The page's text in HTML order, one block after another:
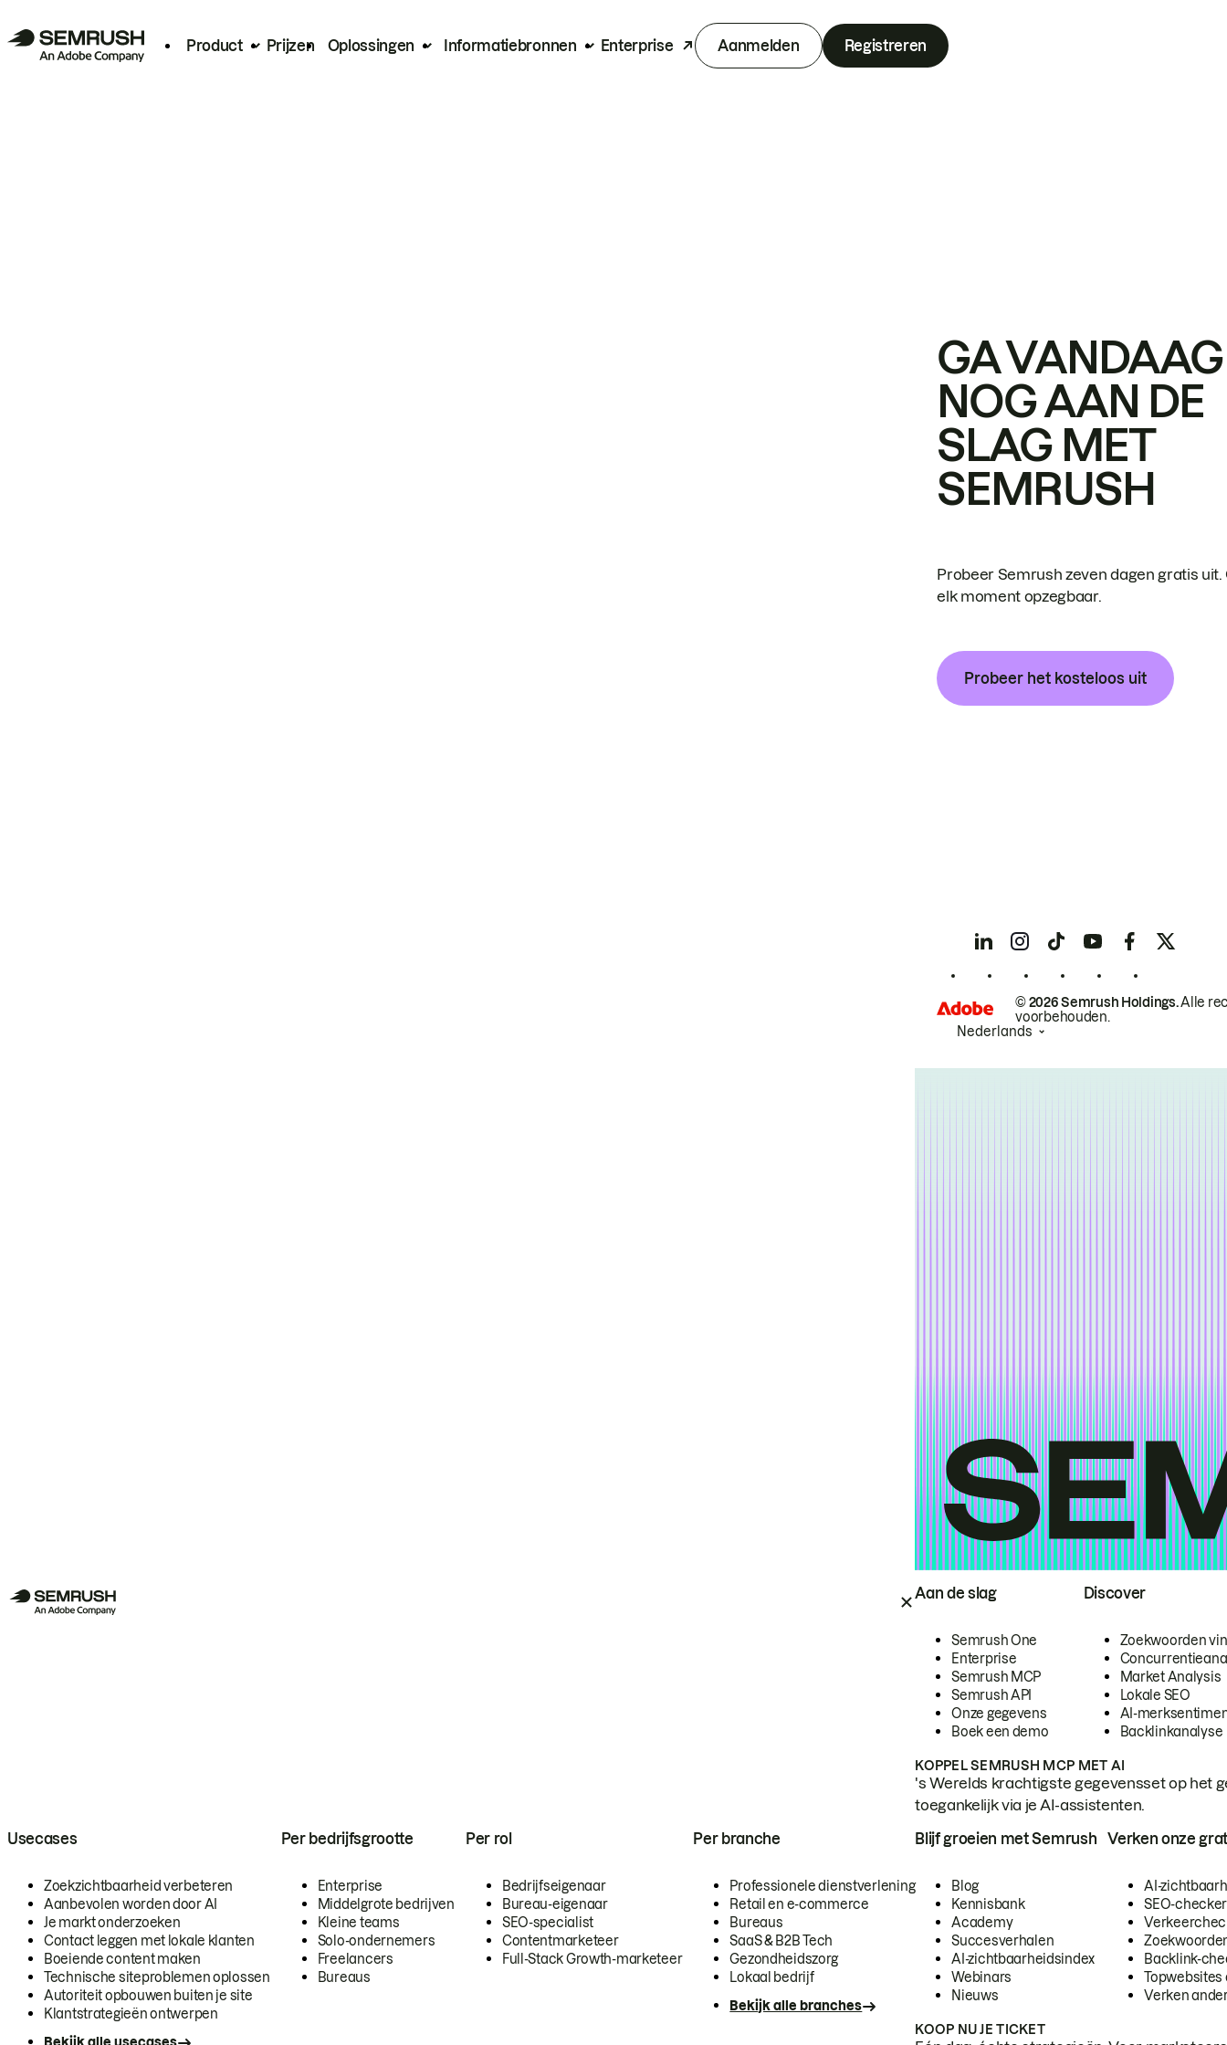
Product Prijzen Oplossingen Informatiebronnen Enterprise Aanmelden Registreren
Aan de slag
Semrush One
Enterprise
Semrush MCP
Semrush API
Onze gegevens
Boek een demo
Discover
Zoekwoorden
Market Analysis
Lokale SEO
AI-
Backlinkanalyse
KOPPEL SEMRUSH MCP MET AI
's Werelds krachtigste gegevensset op het
toegankelijk via je AI-assistenten.
Usecases
Zoekzichtbaarheid verbeteren
Aanbevolen worden door AI
Je markt onderzoeken
Contact leggen met lokale klanten
Boeiende content maken
Technische siteproblemen oplossen
Autoriteit opbouwen buiten je site
Klantstrategieën ontwerpen
Per bedrijfsgrootte
Enterprise
Middelgrote bedrijven
Kleine teams
Solo-ondernemers
Freelancers
Bureaus
Per rol
Bedrijfseigenaar
Bureau-eigenaar
SEO-specialist
Contentmarketeer
Full-Stack Growth-marketeer
Per branche
Professionele dienstverlening
Retail en e-commerce
Bureaus
SaaS & B2B Tech
Gezondheidszorg
Lokaal bedrijf
Bekijk alle branches
Blijf groeien met Semrush
Blog
Kennisbank
Academy
Succesverhalen
AI-zichtbaarheidsindex
Webinars
Nieuws
Verken onze
AI-
SEO-checker
Backlink-
Topwebsites
Verken
KOOP NU JE TICKET
GA VANDAAG
NOG AAN DE
SLAG MET
SEMRUSH
Probeer Semrush zeven dagen gratis uit.
elk moment opzegbaar.
Probeer het kosteloos uit
© 2026 Semrush Holdings.Alle
voorbehouden.
Nederlands